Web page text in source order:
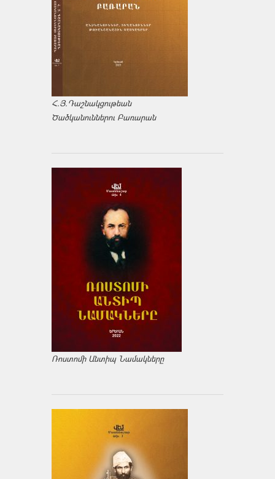
Հ.Յ.Դաշնակցութեան
Ծածկանուններու Բառարան
Ռոստոմի Անտիպ Նամակները